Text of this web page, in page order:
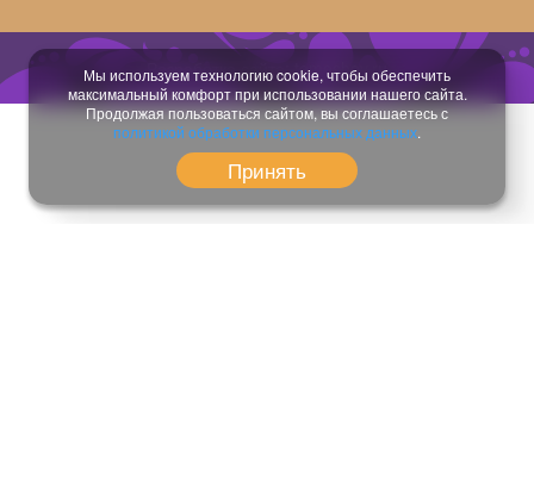
Разработка сайта:temeshov.ru
Мы используем технологию cookie, чтобы обеспечить
максимальный комфорт при использовании нашего сайта.
Продолжая пользоваться сайтом, вы соглашаетесь с
политикой обработки персональных данных.
Принять